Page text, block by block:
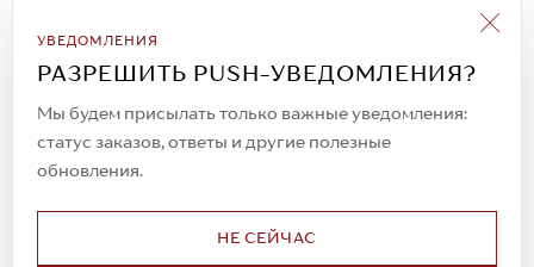
УВЕДОМЛЕНИЯ
РАЗРЕШИТЬ PUSH-УВЕДОМЛЕНИЯ?
Мы будем присылать только важные уведомления:
статус заказов, ответы и другие полезные
обновления.
НЕ СЕЙЧАС
Подписаться на рассылку
Всегда будьте в курсе новых акций и
спецпредложений!
© 2023. AIT Shoes
Все права защищены